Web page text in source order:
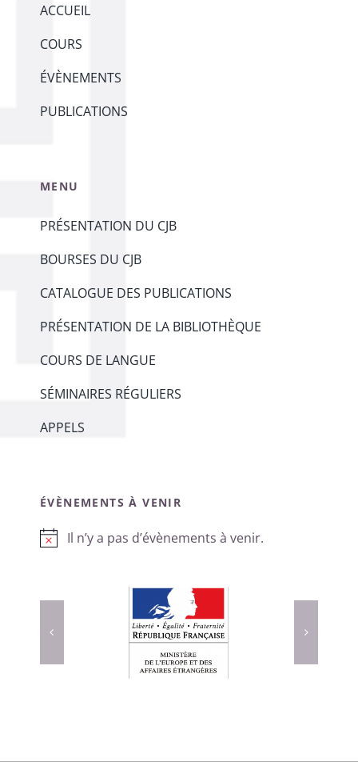
ACCUEIL
COURS
ÉVÈNEMENTS
PUBLICATIONS
MENU
PRÉSENTATION DU CJB
BOURSES DU CJB
CATALOGUE DES PUBLICATIONS
PRÉSENTATION DE LA BIBLIOTHÈQUE
COURS DE LANGUE
SÉMINAIRES RÉGULIERS
APPELS
ÉVÈNEMENTS À VENIR
Notice
Il n’y a pas d’évènements à venir.